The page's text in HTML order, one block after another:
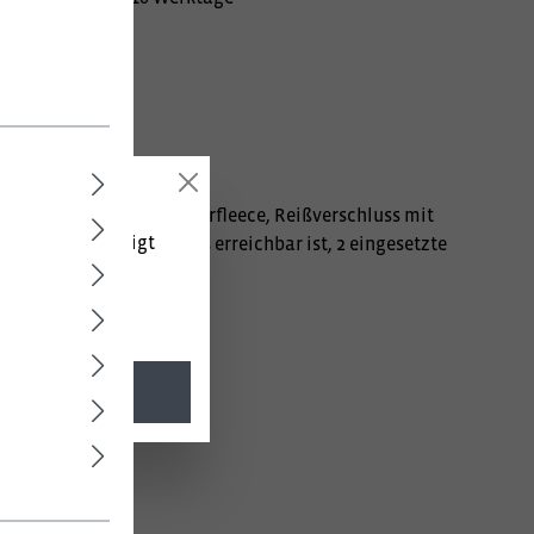
aus Polyesterfleece, Reißverschluss mit
Frontreißverschluss erreichbar ist, 2 eingesetzte
verstellbar.
(netto) angezeigt